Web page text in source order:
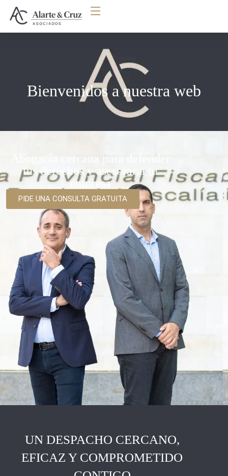
Bienvenidos a nuestra web
Abogacía cercana para defender
tus derechos y asesorar a tu
empresa
PIDE UNA CONSULTA GRATUITA
UN DESPACHO CERCANO,
EFICAZ Y COMPROMETIDO